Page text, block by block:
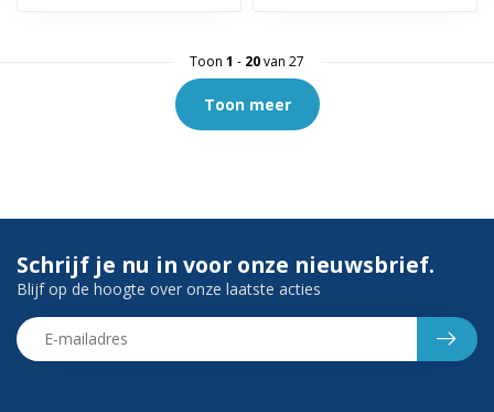
Toon 1 - 20van 27
Toon meer
Schrijf je nu in voor onze nieuwsbrief.
Blijf op de hoogte over onze laatste acties